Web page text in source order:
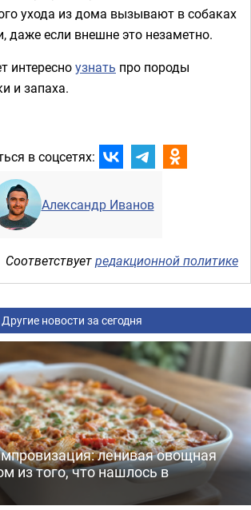
ухода из дома вызывают в собаках
даже если внешне это незаметно.
интересноузнать про породы
и запаха.
в соцсетях:
Александр Иванов
Соответствуетредакционной политике
Другие новости за сегодня
ленивая овощная
из того, что нашлось в